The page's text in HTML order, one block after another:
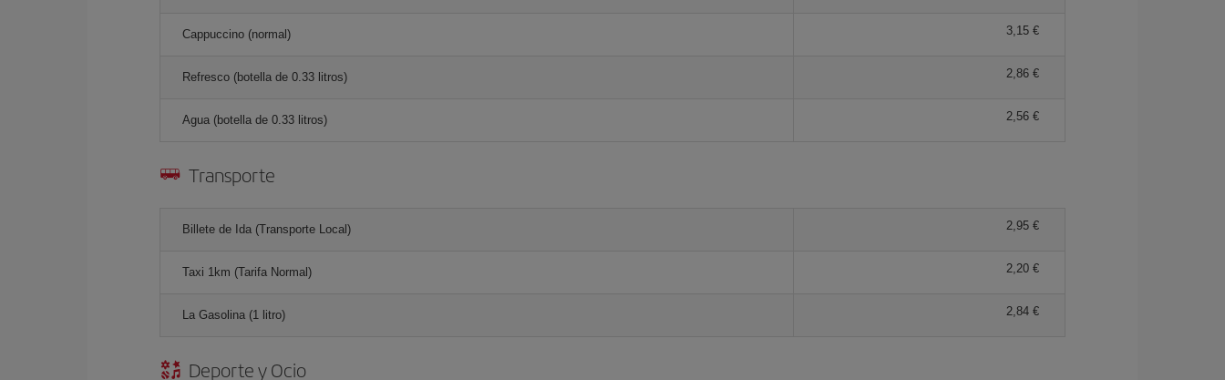
Cappuccino (normal) 3,15 €
Refresco (botella de 0.33 litros) 2,86 €
Agua (botella de 0.33 litros) 2,56 €
Transporte
Billete de Ida (Transporte Local) 2,95 €
Taxi 1km (Tarifa Normal) 2,20 €
La Gasolina (1 litro) 2,84 €
Deporte y Ocio